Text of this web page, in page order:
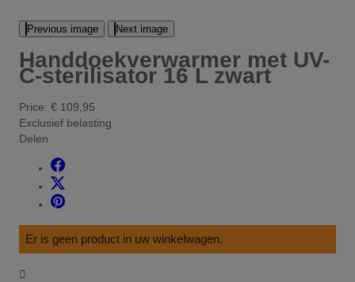
Previous image Next image
Handdoekverwarmer met UV-
C-sterilisator 16 L zwart
Price: € 109,95
Exclusief belasting
Delen
Er is geen product in uw winkelwagen.
